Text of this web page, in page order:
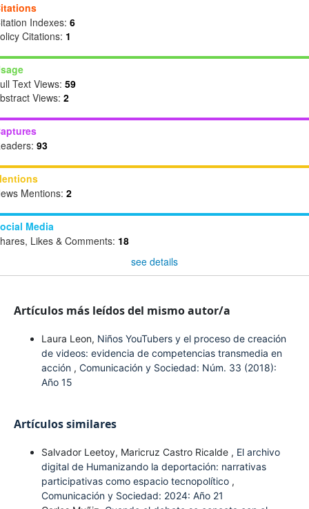
Indexes: 6
Citations: 1
Text Views: 59
Views: 2
93
Mentions: 2
Media
Likes & Comments: 18
see details
Artículos más leídos del mismo autor/a
Laura Leon, Niños YouTubers y el proceso de creación
de videos: evidencia de competencias transmedia en
acción , Comunicación y Sociedad: Núm. 33 (2018):
Año 15
Artículos similares
Salvador Leetoy, Maricruz Castro Ricalde , El archivo
digital de Humanizando la deportación: narrativas
participativas como espacio tecnopolítico ,
Comunicación y Sociedad: 2024: Año 21